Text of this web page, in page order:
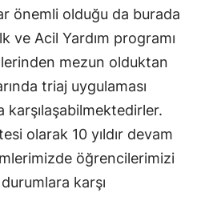
Trabzon
Tunceli
Uşak
Van
Yozgat
önemli olduğu da burada
ve Acil Yardım programı
mezun olduktan
triaj uygulaması
olarak 10 yıldır devam
öğrencilerimizi
karşı